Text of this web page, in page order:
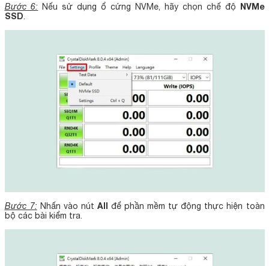
Bước 6: Nếu sử dụng ổ cứng NVMe, hãy chọn chế độ NVMe
SSD.
Bước 7:Nhấn vào nút All để phần mềm tự động thực hiện toàn
bộ các bài kiểm tra.